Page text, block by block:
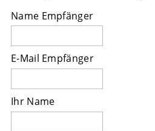
Name Empfänger
E-Mail Empfänger
Ihr Name